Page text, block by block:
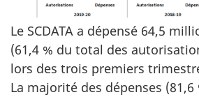
Le SCDATA a dépensé 64,5
(61,4 % du total des
lors des trois premiers
La majorité des dépenses (81,6